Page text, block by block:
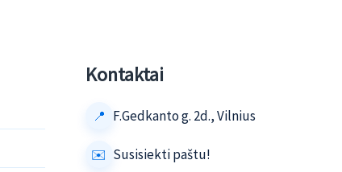
Kontaktai
F.Gedkanto g. 2d., Vilnius
Susisiekti paštu!